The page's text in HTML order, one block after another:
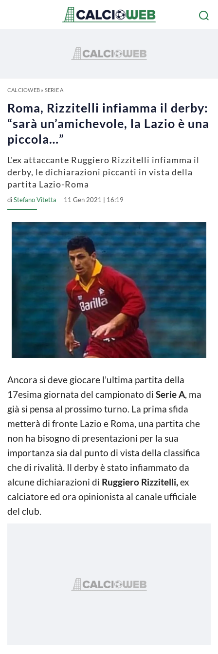
CALCIOWEB» SERIE A
Roma, Rizzitelli infiamma il derby:
“sarà un’amichevole, la Lazio è una
piccola…”
L'ex attaccante Ruggiero Rizzitelli infiamma il
derby, le dichiarazioni piccanti in vista della
partita Lazio-Roma
diStefano Vitetta 11 Gen 2021 | 16:19
Ancora si deve giocare l’ultima partita della
17esima giornata del campionato di Serie A, ma
già si pensa al prossimo turno. La prima sfida
metterà di fronte Lazio e Roma, una partita che
non ha bisogno di presentazioni per la sua
importanza sia dal punto di vista della classifica
che di rivalità. Il derby è stato infiammato da
alcune dichiarazioni di Ruggiero Rizzitelli,ex
calciatore ed ora opinionista al canale ufficiale
del club.